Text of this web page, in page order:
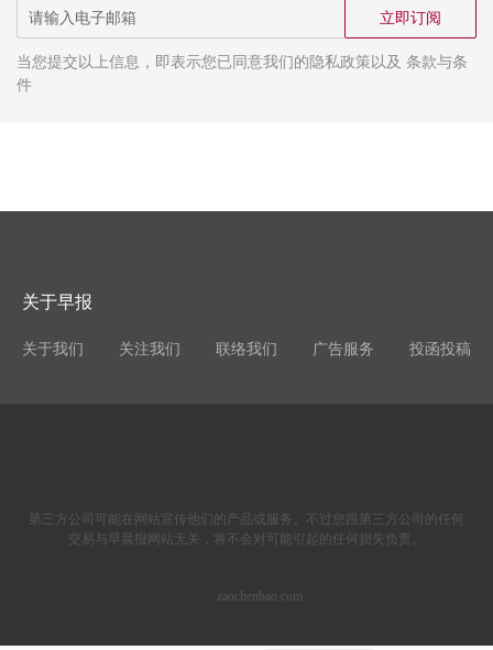
立即订阅
当您提交以上信息，即表示您已同意我们的隐私政策以及 条款与条
件
关于早报
关于我们 关注我们 联络我们 广告服务 投函投稿
第三方公司可能在网站宣传他们的产品或服务。不过您跟第三方公司的任何
交易与早晨报网站无关，将不会对可能引起的任何损失负责。
zaochenbao.com